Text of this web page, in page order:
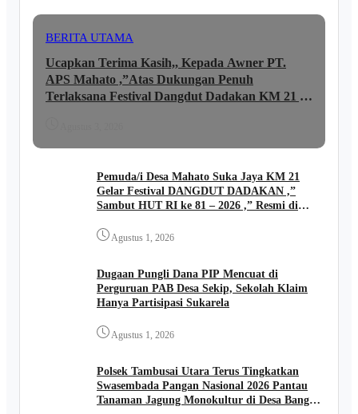
BERITA UTAMA
Ucapkan Terima Kasih,, Kepada Awner PT.
APS Mahato ,”Atas Dukungan Penuh
Terlaksana Festival Dangdut Dadakan KM 21 ,,
Pemuda/i Desa Mahato Suka Jaya KM 21
Gelar Festival DANGDUT DADAKAN ,”
Sambut HUT RI ke 81 – 2026 ,” Resmi di
Agustus 1, 2026
Dugaan Pungli Dana PIP Mencuat di
Perguruan PAB Desa Sekip, Sekolah Klaim
Hanya Partisipasi Sukarela
Agustus 1, 2026
Polsek Tambusai Utara Terus Tingkatkan
Swasembada Pangan Nasional 2026 Pantau
Tanaman Jagung Monokultur di Desa Bangun